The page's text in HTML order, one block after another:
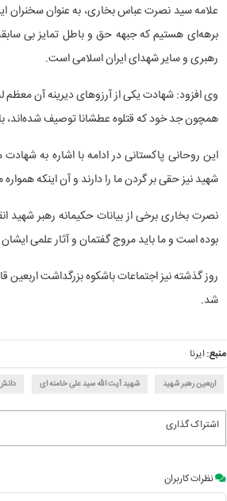
علامه سید نصرت عباس بخاری، به عنوان
برهه‌ای هستیم که جبهه حق و باطل تمایز بی
رهبری و سایر شهدای ایران اسلامی است.
وی افزود: شهادت یکی از آرزوهای دیرینه آن معظم
همچون جد خود که قتلوه عطشانا توصیف شده‌اند،
این روحانی پاکستانی در ادامه با اشاره به
شهید نیز حقی بر گردن ما را دارند و آن اینکه
نصرت بخاری برخی از بیانات حکیمانه رهبر شهید
بوده است و ما باید مروج گفتمان و آثار علمی
روز گذشته نیز اجتماعات باشکوه بزرگداشت
شد.
منبع:ایرنا
اربعین رهبر شهید شهید آیت الله سید علی خامنه ای
اشتراک گذاری
نظرات کاربران